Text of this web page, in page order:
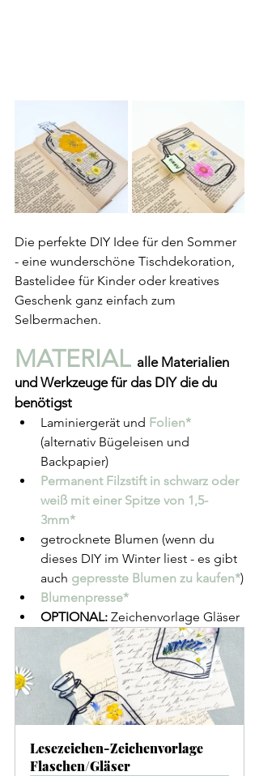
Die perfekte DIY Idee für den Sommer
- eine wunderschöne Tischdekoration,
Bastelidee für Kinder oder kreatives
Geschenk ganz einfach zum
Selbermachen.
MATERIAL alle Materialien
und Werkzeuge für das DIY die du
benötigst
Laminiergerät und Folien*
(alternativ Bügeleisen und
Backpapier)
Permanent Filzstift in schwarz oder
weiß mit einer Spitze von 1,5-
3mm*
getrocknete Blumen (wenn du
dieses DIY im Winter liest - es gibt
auch gepresste Blumen zu kaufen*)
Blumenpresse*
OPTIONAL: Zeichenvorlage Gläser
Lesezeichen-Zeichenvorlage
Flaschen/Gläser